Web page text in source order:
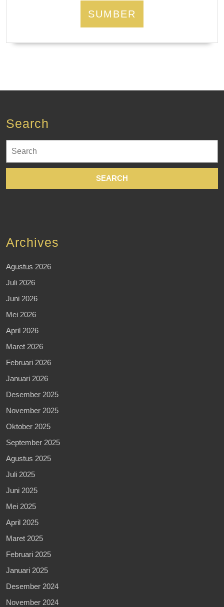
SUMBER
Search
for:
Archives
Agustus 2026
Juli 2026
Juni 2026
Mei 2026
April 2026
Maret 2026
Februari 2026
Januari 2026
Desember 2025
November 2025
Oktober 2025
September 2025
Agustus 2025
Juli 2025
Juni 2025
Mei 2025
April 2025
Maret 2025
Februari 2025
Januari 2025
Desember 2024
November 2024